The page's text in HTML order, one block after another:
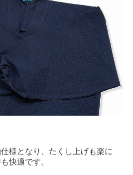
様となり、たくし上げも楽に
快適です。